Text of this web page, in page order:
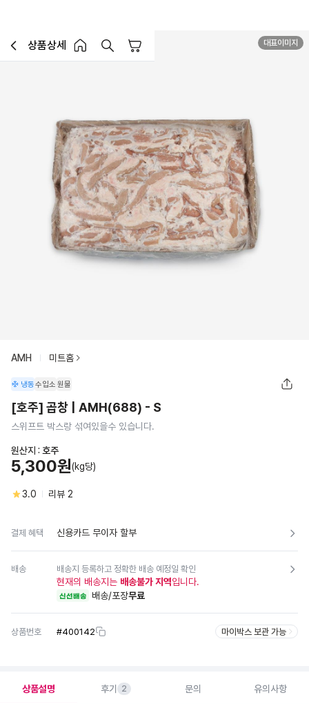
이전페이지로 이동
상품상세
홈 버튼홈 장바구니
대표이미지
AMH 미트홈
냉동수입소 원물
[호주] 곱창 | AMH(688) - S
스위프트 박스랑 섞여있을수 있습니다.
원산지 : 호주
5,300원(kg당)
3.0 리뷰 2
결제 혜택 신용카드 무이자 할부
배송 배송지 등록하고 정확한 배송 예정일 확인
현재의 배송지는 배송불가 지역입니다.
신선배송 배송/포장무료
상품번호 #400142 마이박스 보관 가능
상품설명 후기 2 문의 유의사항